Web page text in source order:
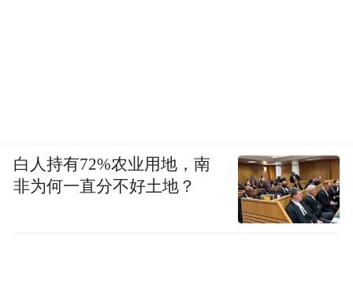
白人持有72%农业用地，南
非为何一直分不好土地？